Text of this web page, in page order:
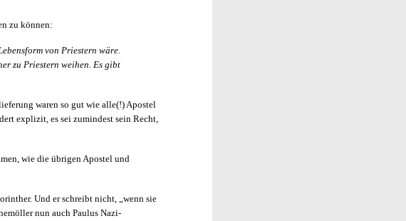
zu können:
von Priestern wäre.
zu Priestern weihen. Es gibt
waren so gut wie alle(!) Apostel
explizit, es sei zumindest sein Recht,
wie die übrigen Apostel und
Und er schreibt nicht, „wenn sie
nun auch Paulus Nazi-